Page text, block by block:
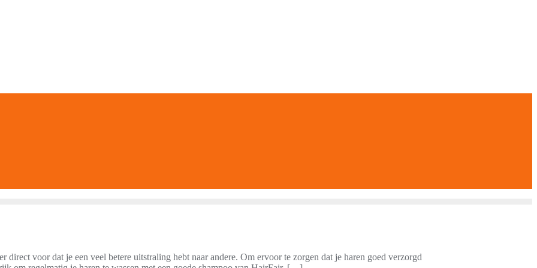
voor dat je een veel betere uitstraling hebt naar andere. Om ervoor te zorgen dat je haren goed verzorgd